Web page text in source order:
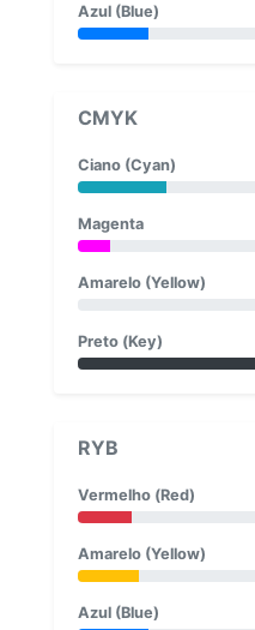
Azul (Blue)
CMYK
Ciano (Cyan)
Magenta
Amarelo (Yellow)
Preto (Key)
RYB
Vermelho (Red)
Amarelo (Yellow)
Azul (Blue)